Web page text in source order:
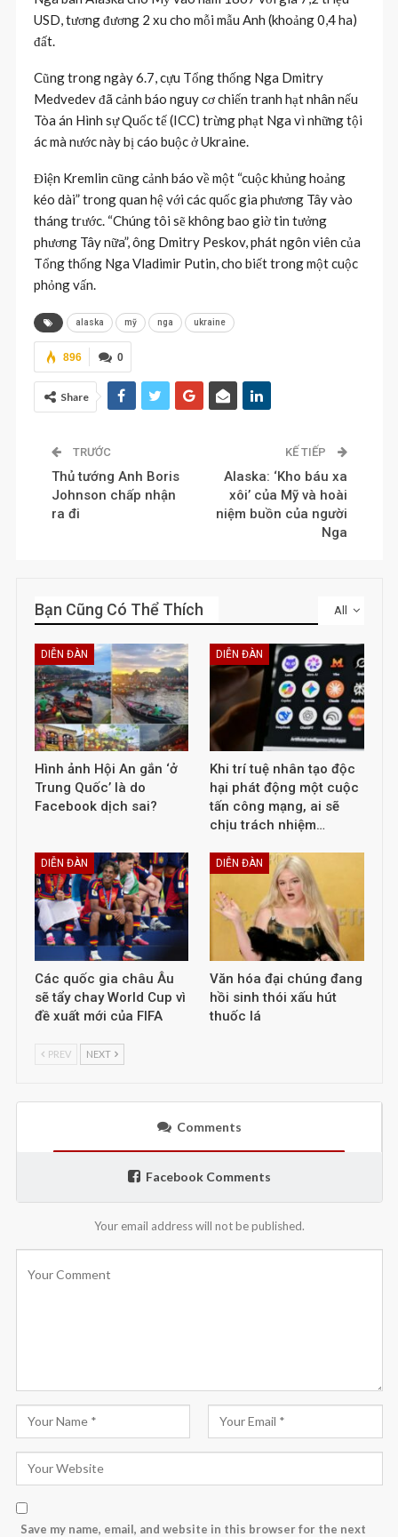
USD, tương đương 2 xu cho mỗi mẫu Anh (khoảng 0,4 ha)
đất.
Cũng trong ngày 6.7, cựu Tổng thống Nga Dmitry
Medvedev đã cảnh báo nguy cơ chiến tranh hạt nhân nếu
Tòa án Hình sự Quốc tế (ICC) trừng phạt Nga vì những tội
ác mà nước này bị cáo buộc ở Ukraine.
Điện Kremlin cũng cảnh báo về một “cuộc khủng hoảng
kéo dài” trong quan hệ với các quốc gia phương Tây vào
tháng trước. “Chúng tôi sẽ không bao giờ tin tưởng
phương Tây nữa”, ông Dmitry Peskov, phát ngôn viên của
Tổng thống Nga Vladimir Putin, cho biết trong một cuộc
phỏng vấn.
alaska mỹ nga ukraine
0
896
Share
TRƯỚC
Thủ tướng Anh Boris
Johnson chấp nhận
ra đi
KẾ TIẾP
Alaska: ‘Kho báu xa
xôi’ của Mỹ và hoài
niệm buồn của người
Nga
All
Bạn Cũng Có Thể Thích
DIỄN ĐÀN
Hình ảnh Hội An gắn ‘ở
Trung Quốc’ là do
Facebook dịch sai?
DIỄN ĐÀN
Khi trí tuệ nhân tạo độc
hại phát động một cuộc
tấn công mạng, ai sẽ
chịu trách nhiệm…
DIỄN ĐÀN
Các quốc gia châu Âu
sẽ tẩy chay World Cup vì
đề xuất mới của FIFA
DIỄN ĐÀN
Văn hóa đại chúng đang
hồi sinh thói xấu hút
thuốc lá
PREV NEXT
Comments
Facebook Comments
Your email address will not be published.
Save my name, email, and website in this browser for the next